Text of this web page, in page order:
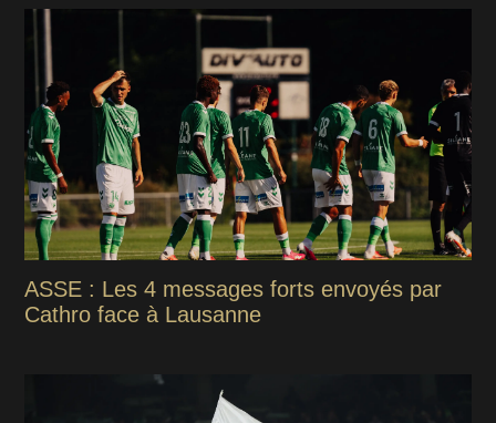
ASSE : Les 4 messages forts envoyés par
Cathro face à Lausanne